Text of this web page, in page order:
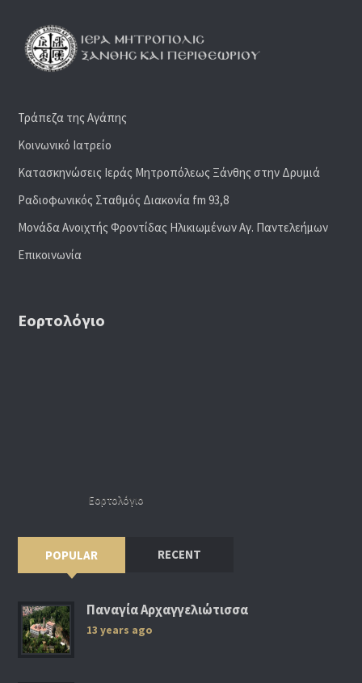
Τράπεζα της Αγάπης
Κοινωνικό Ιατρείο
Κατασκηνώσεις Ιεράς Μητροπόλεως Ξάνθης στην Δρυμιά
Ραδιoφωνικός Σταθμός Διακονία fm 93,8
Μονάδα Ανοιχτής Φροντίδας Ηλικιωμένων Αγ. Παντελεήμων
Επικοινωνία
Εορτολόγιο
Εορτολόγιο
POPULAR RECENT
Παναγία Αρχαγγελιώτισσα
13 years ago